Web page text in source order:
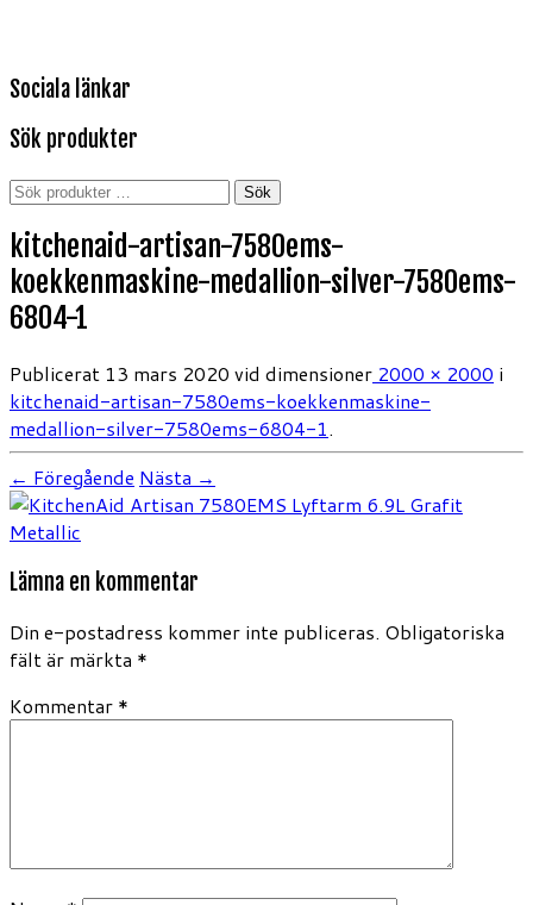
Sociala länkar
Sök produkter
Sök
Sök
kitchenaid-artisan-7580ems-
koekkenmaskine-medallion-silver-7580ems-
6804-1
Publicerat 13 mars 2020 vid dimensioner 2000 × 2000 i
kitchenaid-artisan-7580ems-koekkenmaskine-
medallion-silver-7580ems-6804-1.
← Föregående Nästa →
Lämna en kommentar
Din e-postadress kommer inte publiceras. Obligatoriska
fält är märkta *
Kommentar *